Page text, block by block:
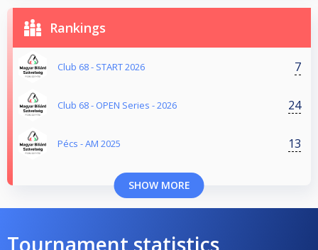
Rankings
Club 68 - START 2026 7
Club 68 - OPEN Series - 2026 24
Pécs - AM 2025 13
SHOW MORE
Tournament statistics